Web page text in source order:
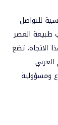
للتواصل
طبيعة العصر
الاتجاه، تضع
ومسؤولية